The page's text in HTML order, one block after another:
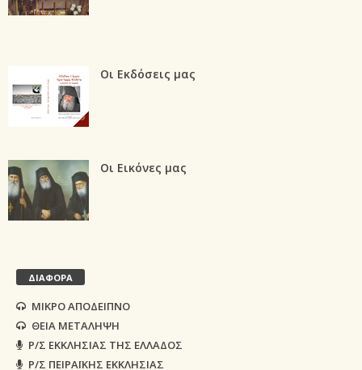
Οι Εκδόσεις μας
Οι Εικόνες μας
ΔΙΑΦΟΡΑ
ΜΙΚΡΟ ΑΠΟΔΕΙΠΝΟ
ΘΕΙΑ ΜΕΤΑΛΗΨΗ
Ρ/Σ ΕΚΚΛΗΣΙΑΣ ΤΗΣ ΕΛΛΑΔΟΣ
Ρ/Σ ΠΕΙΡΑΪΚΗΣ ΕΚΚΛΗΣΙΑΣ